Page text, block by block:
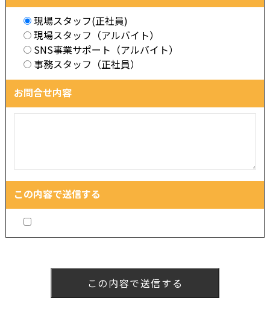
現場スタッフ(正社員)
現場スタッフ（アルバイト）
SNS事業サポート（アルバイト）
事務スタッフ（正社員）
お問合せ内容
この内容で送信する